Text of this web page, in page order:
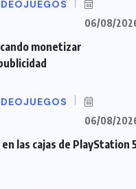
06/08/
monetizar
06/08/
las cajas de PlayStation